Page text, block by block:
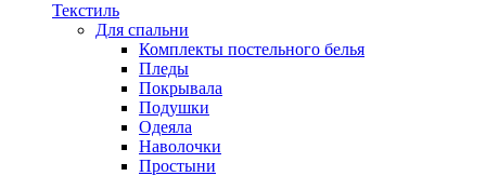
Текстиль
Для спальни
Комплекты постельного белья
Пледы
Покрывала
Подушки
Одеяла
Наволочки
Простыни